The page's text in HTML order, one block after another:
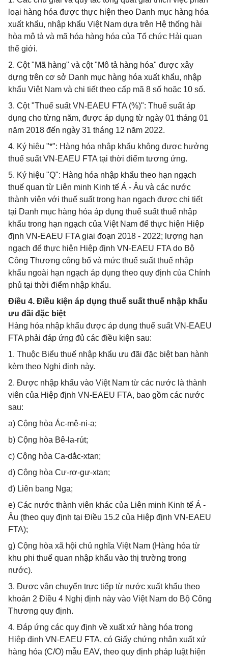
loại hàng hóa được thực hiện theo Danh mục hàng hóa
xuất khẩu, nhập khẩu Việt Nam dựa trên Hệ thống hài
hòa mô tả và mã hóa hàng hóa của Tổ chức Hải quan
thế giới.
2. Cột "Mã hàng" và cột "Mô tả hàng hóa" được xây
dựng trên cơ sở Danh mục hàng hóa xuất khẩu, nhập
khẩu Việt Nam và chi tiết theo cấp mã 8 số hoặc 10 số.
3. Cột "Thuế suất VN-EAEU FTA (%)": Thuế suất áp
dụng cho từng năm, được áp dụng từ ngày 01 tháng 01
năm 2018 đến ngày 31 tháng 12 năm 2022.
4. Ký hiệu "*": Hàng hóa nhập khẩu không được hưởng
thuế suất VN-EAEU FTA tại thời điểm tương ứng.
5. Ký hiệu "Q": Hàng hóa nhập khẩu theo hạn ngạch
thuế quan từ Liên minh Kinh tế Á - Âu và các nước
thành viên với thuế suất trong hạn ngạch được chi tiết
tại Danh mục hàng hóa áp dụng thuế suất thuế nhập
khẩu trong hạn ngạch của Việt Nam để thực hiện Hiệp
định VN-EAEU FTA giai đoạn 2018 - 2022; lượng hạn
ngạch để thực hiện Hiệp định VN-EAEU FTA do Bộ
Công Thương công bố và mức thuế suất thuế nhập
khẩu ngoài hạn ngạch áp dụng theo quy định của Chính
phủ tại thời điểm nhập khẩu.
Điều 4. Điều kiện áp dụng thuế suất thuế nhập khẩu
ưu đãi đặc biệt
Hàng hóa nhập khẩu được áp dụng thuế suất VN-EAEU
FTA phải đáp ứng đủ các điều kiện sau:
1. Thuộc Biểu thuế nhập khẩu ưu đãi đặc biệt ban hành
kèm theo Nghị định này.
2. Được nhập khẩu vào Việt Nam từ các nước là thành
viên của Hiệp định VN-EAEU FTA, bao gồm các nước
sau:
a) Cộng hòa Ác-mê-ni-a;
b) Cộng hòa Bê-la-rút;
c) Cộng hòa Ca-dắc-xtan;
d) Cộng hòa Cư-rơ-gư-xtan;
đ) Liên bang Nga;
e) Các nước thành viên khác của Liên minh Kinh tế Á -
Âu (theo quy định tại Điều 15.2 của Hiệp định VN-EAEU
FTA);
g) Cộng hòa xã hội chủ nghĩa Việt Nam (Hàng hóa từ
khu phi thuế quan nhập khẩu vào thị trường trong
nước).
3. Được vận chuyển trực tiếp từ nước xuất khẩu theo
khoản 2 Điều 4 Nghị định này vào Việt Nam do Bộ Công
Thương quy định.
4. Đáp ứng các quy định về xuất xứ hàng hóa trong
Hiệp định VN-EAEU FTA, có Giấy chứng nhận xuất xứ
hàng hóa (C/O) mẫu EAV, theo quy định pháp luật hiện